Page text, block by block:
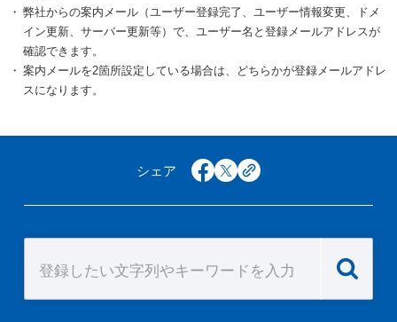
弊社からの案内メール（ユーザー登録完了、ユーザー情報変更、ドメ
イン更新、サーバー更新等）で、ユーザー名と登録メールアドレスが
確認できます。
案内メールを2箇所設定している場合は、どちらかが登録メールアドレ
スになります。
シェア facebook
x copy